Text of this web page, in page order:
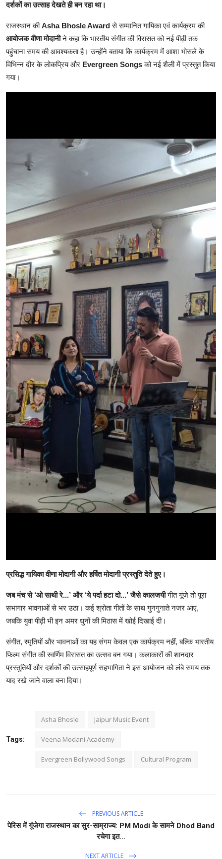
दर्शकों का उत्साह देखते ही बन रहा था।
राजस्थान कीAsha Bhosle Awardसे सम्मानित गायिका एवं कार्यक्रम की
आयोजक वीणा मोदानीने कहा कि भारतीय संगीत की विरासत को नई पीढ़ी तक
पहुंचाना समय की आवश्यकता है। उन्होंने बताया कि कार्यक्रम में आशा भोसले के
विभिन्न दौर के लोकप्रिय और Evergreen Songsको नई शैली में प्रस्तुत किया
गया।
प्रसिद्ध गायिका वीणा मोदानी और हर्षित मोदानी प्रस्तुति देते हुए।
जब मंच से ‘ओ साथी रे...’ और ‘ये पर्दा हटा दो...’ जैसे कालजयीगीत गूंजे तो पूरा
सभागार भावनाओं से भर उठा। कई श्रोता गीतों के साथ गुनगुनाते नजर आए,
जबकि युवा पीढ़ी भी इन अमर धुनों की मिठास में खोई दिखाई दी।
संगीत, स्मृतियों और भावनाओं का यह संगम केवल एक कार्यक्रम नहीं, बल्कि भारतीय
फिल्म संगीत की स्वर्णिम विरासत का उत्सव बन गया। कलाकारों की शानदार
प्रस्तुतियों और दर्शकों की उत्साहपूर्ण सहभागिता ने इस आयोजन को लंबे समय तक
याद रखे जाने वाला बना दिया।
Tags:
Asha Bhosle Jaipur Music Event
Veena Modani Academy
Evergreen Bollywood Songs Cultural Program
PREVIOUS ARTICLE
पेरिस में गूंजेगा राजस्थान का सुर-साम्राज्य: PM Modi के सामने Dhod Band
रचेगा इत...
NEXT ARTICLE